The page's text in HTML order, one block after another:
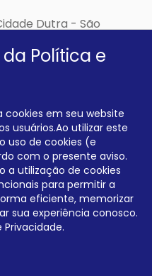
Dutra - São
nas redes sociais!
E LATICÍNIOS EIRELI CNPJ:
112.576.117.113
Política e
cookies em seu website
usuários.Ao utilizar este
uso de cookies (e
com o presente aviso.
a utilização de cookies
para permitir a
eficiente, memorizar
sua experiência conosco.
Privacidade.